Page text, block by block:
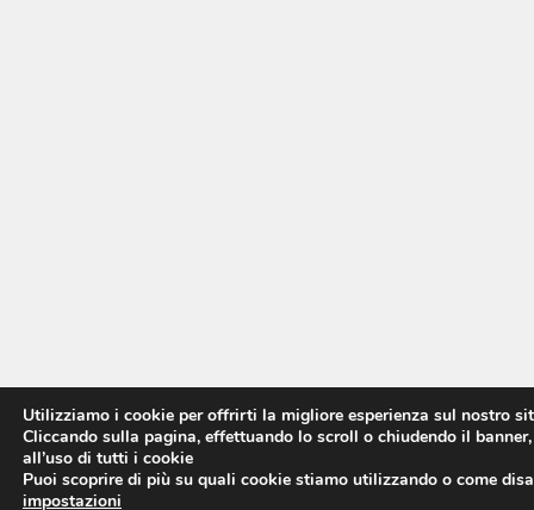
Utilizziamo i cookie per offrirti la migliore esperienza sul nostro
Cliccando sulla pagina, effettuando lo scroll o chiudendo il
all’uso di tutti i cookie
Puoi scoprire di più su quali cookie stiamo utilizzando o come
impostazioni